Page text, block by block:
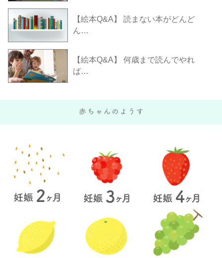
【絵本Q&A】 読まない本がどんど
ん…
【絵本Q&A】 何歳まで読んでやれ
ば…